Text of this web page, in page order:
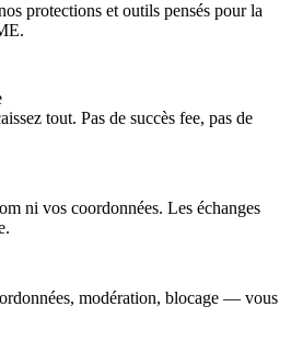
protections et outils pensés pour la
tout. Pas de succès fee, pas de
ni vos coordonnées. Les échanges
modération, blocage — vous